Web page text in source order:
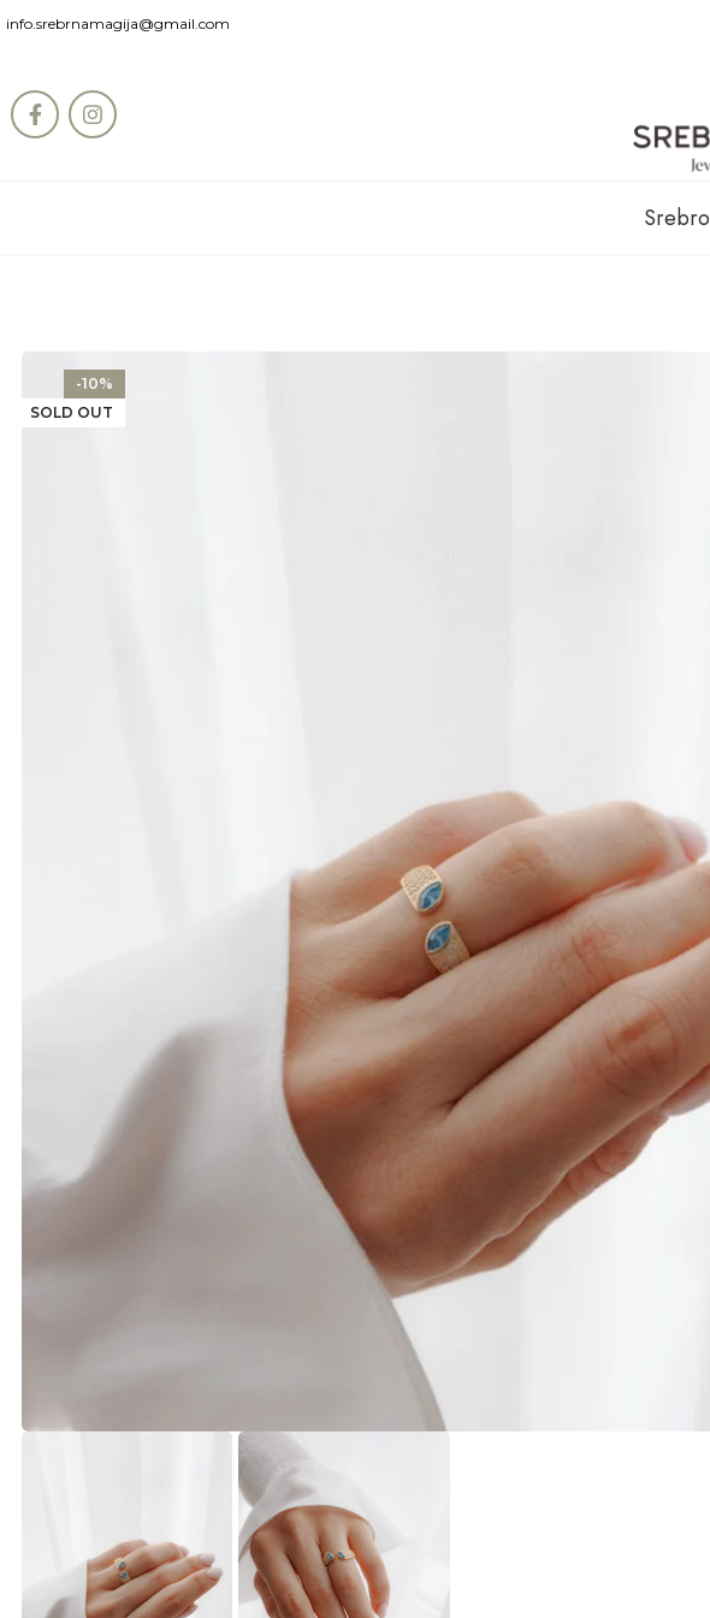
info.srebrnamagija@gmail.com
Srebro
-10%
SOLD OUT